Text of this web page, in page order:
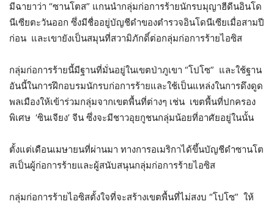
มีฉายาว่า “ซานโตส” แกนนำกลุ่มก่อการร้ายนักรบมุญาฮีดีนอินโด
นีเซียตะวันออก ซึ่งมีชื่ออยู่บัญชีดำของตำรวจอินโดนีเซียเมื่อสามปี
ก่อน และเขายังเป็นสมุนที่สวามิภักดิ์ต่อกลุ่มก่อการร้ายไอซิส
กลุ่มก่อการร้ายนี้มีฐานที่มั่นอยู่ในเขตป่าภูเขา “โปโซ” และใช้ฐาน
อันนี้ในการฝึกอบรมนักรบก่อการร้ายและใช้เป็นแหล่งในการดึงดูด
พลเมืองให้เข้าร่วมกลุ่มจากเขตพื้นที่ต่างๆ เช่น เขตพื้นที่ปกครอง
พิเศษ ‘ซินเจียง’ จีน ซึ่งจะมีชาวอุยกูชนกลุ่มน้อยที่อาศัยอยู่ในนั้น
ตั้งแต่เดือนเมษายนที่ผ่านมา ทางการอเมริกาได้ขึ้นบัญชีดำซานโต
สเป็นผู้ก่อการร้ายและผู้สนับสนุนกลุ่มก่อการร้ายไอซิส
กลุ่มก่อการร้ายไอซิสตั้งใจที่จะสร้างเขตพื้นที่ไม่สงบ “โปโซ” ให้